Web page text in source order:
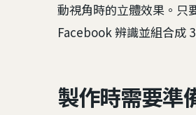
動視角時的立體效果。只
Facebook 辨識並組合成
製作時需要準